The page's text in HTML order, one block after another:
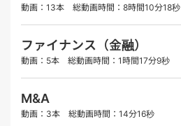
動画：13本 総動画時間：8時間10分18秒
ファイナンス（金融）
動画：5本 総動画時間：1時間17分9秒
M&A
動画：3本 総動画時間：14分16秒